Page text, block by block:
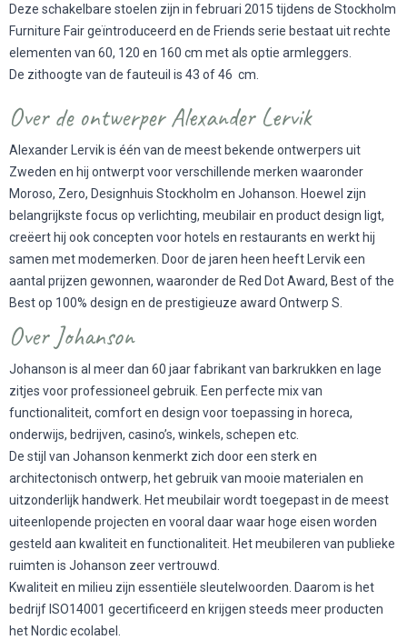
Deze schakelbare stoelen zijn in februari 2015 tijdens de Stockholm
Furniture Fair geïntroduceerd en de Friends serie bestaat uit rechte
elementen van 60, 120 en 160 cm met als optie armleggers.
De zithoogte van de fauteuil is 43 of 46 cm.
Over de ontwerper Alexander Lervik
Alexander Lervik is één van de meest bekende ontwerpers uit
Zweden en hij ontwerpt voor verschillende merken waaronder
Moroso, Zero, Designhuis Stockholm en Johanson. Hoewel zijn
belangrijkste focus op verlichting, meubilair en product design ligt,
creëert hij ook concepten voor hotels en restaurants en werkt hij
samen met modemerken. Door de jaren heen heeft Lervik een
aantal prijzen gewonnen, waaronder de Red Dot Award, Best of the
Best op 100% design en de prestigieuze award Ontwerp S.
Over Johanson
Johanson is al meer dan 60 jaar fabrikant van barkrukken en lage
zitjes voor professioneel gebruik. Een perfecte mix van
functionaliteit, comfort en design voor toepassing in horeca,
onderwijs, bedrijven, casino’s, winkels, schepen etc.
De stijl van Johanson kenmerkt zich door een sterk en
architectonisch ontwerp, het gebruik van mooie materialen en
uitzonderlijk handwerk. Het meubilair wordt toegepast in de meest
uiteenlopende projecten en vooral daar waar hoge eisen worden
gesteld aan kwaliteit en functionaliteit. Het meubileren van publieke
ruimten is Johanson zeer vertrouwd.
Kwaliteit en milieu zijn essentiële sleutelwoorden. Daarom is het
bedrijf ISO14001 gecertificeerd en krijgen steeds meer producten
het Nordic ecolabel.